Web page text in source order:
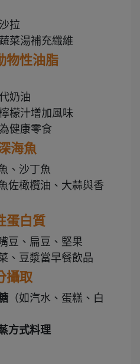
拉
菜湯補充纖維
物性油脂
奶油
檬汁增加風味
健康零食
海魚
、沙丁魚
佐橄欖油、大蒜與香
蛋白質
豆、扁豆、堅果
、豆漿當早餐飲品
攝取
（如汽水、蛋糕、白
方式料理